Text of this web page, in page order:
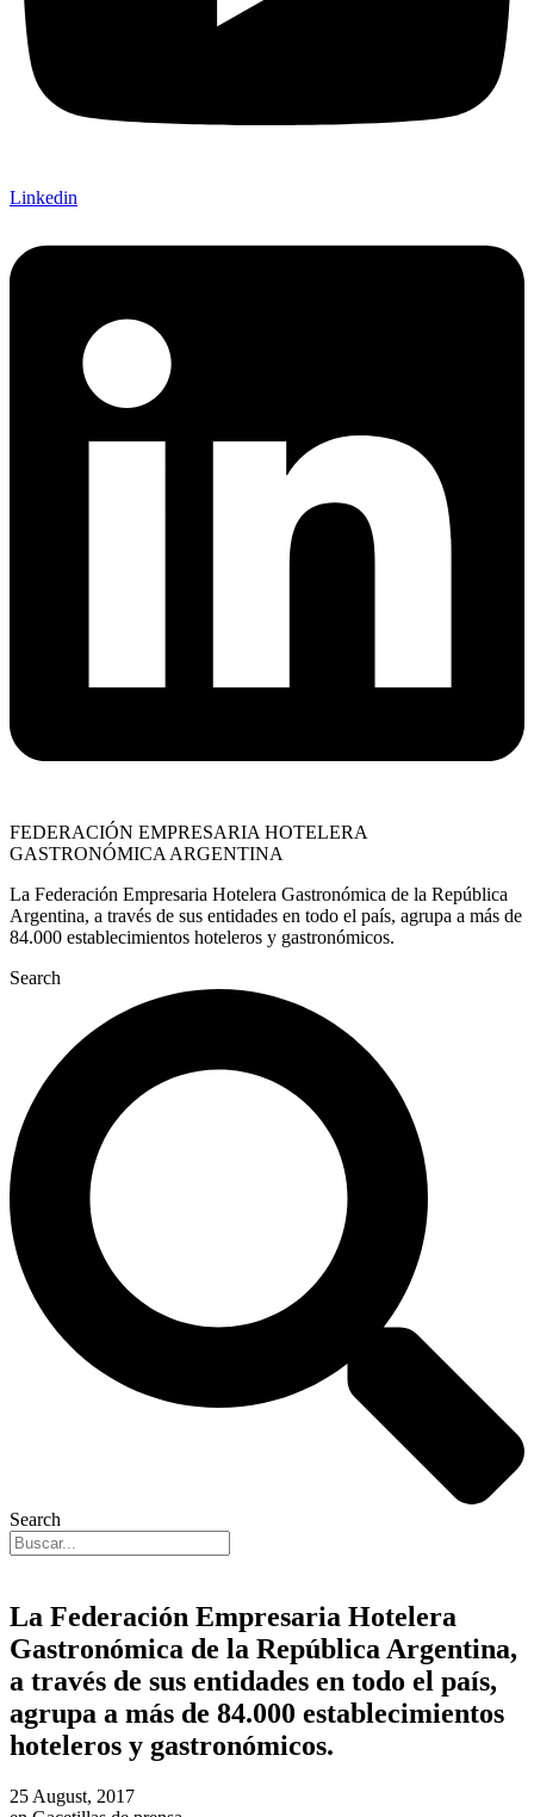
Linkedin
FEDERACIÓN EMPRESARIA HOTELERA
GASTRONÓMICA ARGENTINA
La Federación Empresaria Hotelera Gastronómica de la República
Argentina, a través de sus entidades en todo el país, agrupa a más de
84.000 establecimientos hoteleros y gastronómicos.
Search
Search
La Federación Empresaria Hotelera
Gastronómica de la República Argentina,
a través de sus entidades en todo el país,
agrupa a más de 84.000 establecimientos
hoteleros y gastronómicos.
25 August, 2017